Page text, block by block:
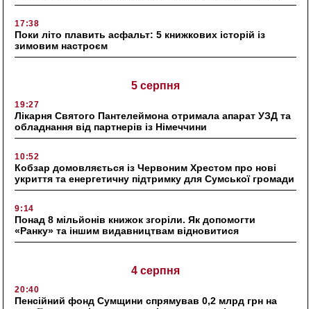
17:38
Поки літо плавить асфальт: 5 книжкових історій із
зимовим настроєм
5 серпня
19:27
Лікарня Святого Пантелеймона отримала апарат УЗД та
обладнання від партнерів із Німеччини
10:52
Кобзар домовляється із Червоним Хрестом про нові
укриття та енергетичну підтримку для Сумської громади
9:14
Понад 8 мільйонів книжок згоріли. Як допомогти
«Ранку» та іншим видавництвам відновитися
4 серпня
20:40
Пенсійний фонд Сумщини спрямував 0,2 млрд грн на